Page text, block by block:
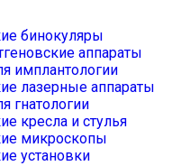
бинокуляры
аппараты
имплантологии
лазерные аппараты
гнатологии
кресла и стулья
микроскопы
установки